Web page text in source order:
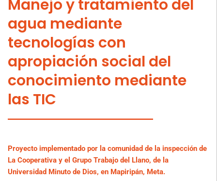
Manejo y tratamiento del
agua mediante
tecnologías con
apropiación social del
conocimiento mediante
las TIC
Proyecto implementado por la comunidad de la inspección de
La Cooperativa y el Grupo Trabajo del Llano, de la
Universidad Minuto de Dios, en Mapiripán, Meta.